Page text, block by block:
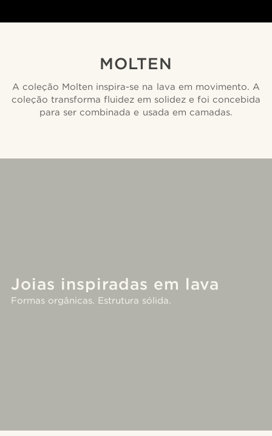
MOLTEN
A coleção Molten inspira-se na lava em movimento. A
coleção transforma fluidez em solidez e foi concebida
para ser combinada e usada em camadas.
Joias inspiradas em lava
Formas orgânicas. Estrutura sólida.